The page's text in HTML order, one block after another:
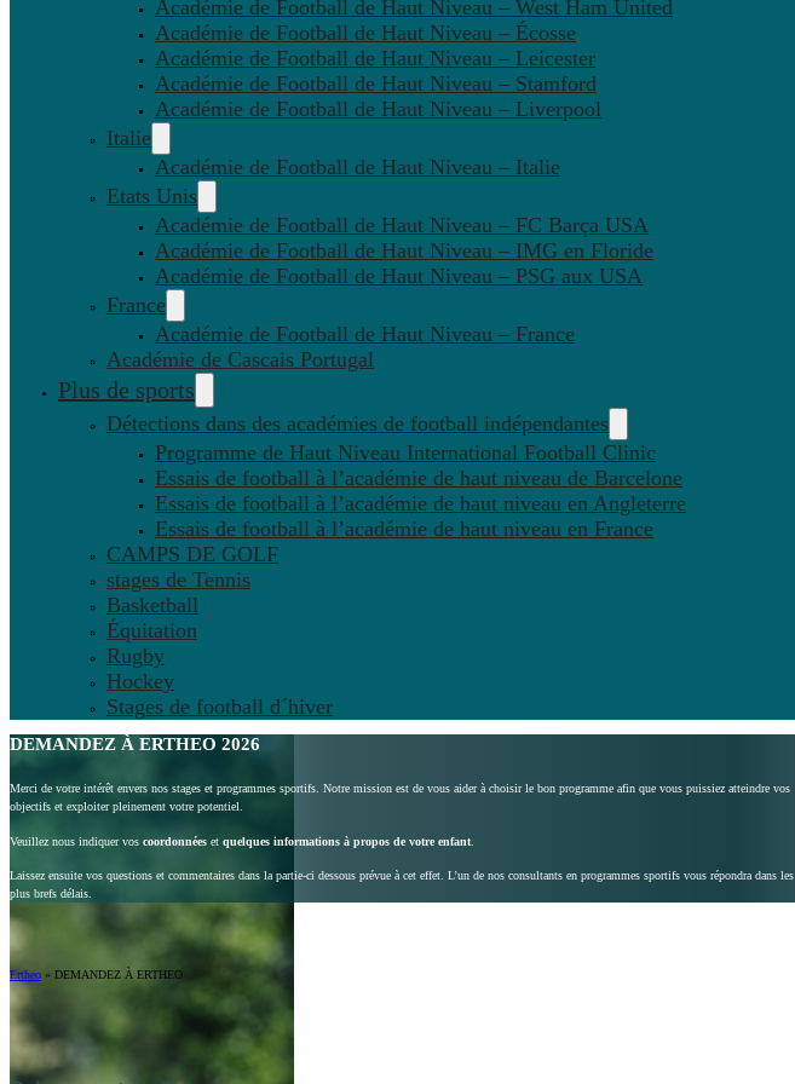
Académie de Football de Haut Niveau – West Ham United
Académie de Football de Haut Niveau – Écosse
Académie de Football de Haut Niveau – Leicester
Académie de Football de Haut Niveau – Stamford
Académie de Football de Haut Niveau – Liverpool
Italie
Académie de Football de Haut Niveau – Italie
Etats Unis
Académie de Football de Haut Niveau – FC Barça USA
Académie de Football de Haut Niveau – IMG en Floride
Académie de Football de Haut Niveau – PSG aux USA
France
Académie de Football de Haut Niveau – France
Académie de Cascais Portugal
Plus de sports
Détections dans des académies de football indépendantes
Programme de Haut Niveau International Football Clinic
Essais de football à l’académie de haut niveau de Barcelone
Essais de football à l’académie de haut niveau en Angleterre
Essais de football à l’académie de haut niveau en France
CAMPS DE GOLF
stages de Tennis
Basketball
Équitation
Rugby
Hockey
Stages de football d´hiver
DEMANDEZ À ERTHEO 2026
Merci de votre intérêt envers nos stages et programmes sportifs. Notre mission est de vous aider à choisir le bon programme afin que vous puissiez atteindre vos
objectifs et exploiter pleinement votre potentiel.
Veuillez nous indiquer vos coordonnées et quelques informations à propos de votre enfant
Laissez ensuite vos questions et commentaires dans la partie-ci dessous prévue à cet effet. L’un de nos consultants en programmes sportifs vous répondra dans les
plus brefs délais.
Ertheo » DEMANDEZ À ERTHEO